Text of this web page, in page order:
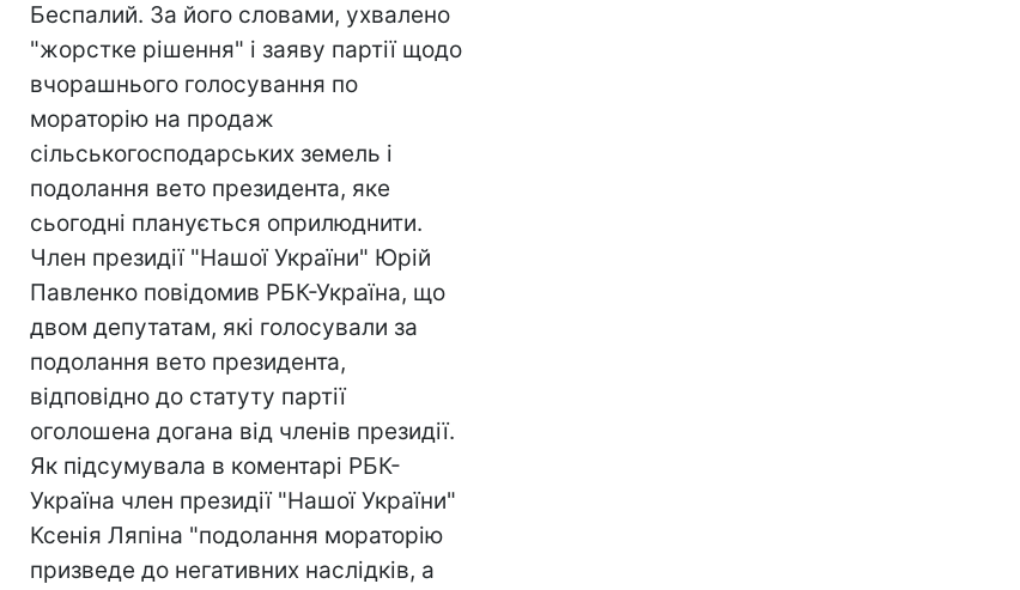
Беспалий. За його словами, ухвалено
"жорстке рішення" і заяву партії щодо
вчорашнього голосування по
мораторію на продаж
сільськогосподарських земель і
подолання вето президента, яке
сьогодні планується оприлюднити.
Член президії "Нашої України" Юрій
Павленко повідомив РБК-Україна, що
двом депутатам, які голосували за
подолання вето президента,
відповідно до статуту партії
оголошена догана від членів президії.
Як підсумувала в коментарі РБК-
Україна член президії "Нашої України"
Ксенія Ляпіна "подолання мораторію
призведе до негативних наслідків, а